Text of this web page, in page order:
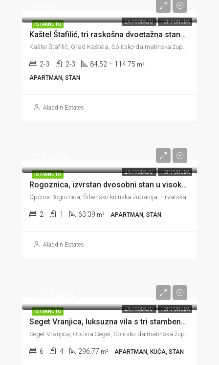
ISTAKNUTO ZA PRODAJU TOP PONUDA
Kaštel Štafilić, tri raskošna dvoetažna stana u trećem redu do mora, 84-114 m2
Kaštel Štafilić, Grad Kaštela, Splitsko-dalmatinska županija, 21217, Hrvatska
2-3 2-3 84.52 – 114.75 m²
APARTMAN, STAN
Aladdin Estates
ISTAKNUTO ZA PRODAJU TOP PONUDA
Rogoznica, izvrstan dvosobni stan u visokom prizemlju, 60 m od mora, 63 m2
Općina Rogoznica, Šibensko-kninska županija, Hrvatska
2 1 63.39 m² APARTMAN, STAN
Aladdin Estates
ISTAKNUTO ZA PRODAJU TOP PONUDA
Seget Vranjica, luksuzna vila s tri stambene jedinice u prvom redu do mora, 296 m2
Seget Vranjica, Općina Seget, Splitsko-dalmatinska županija, Hrvatska
6 4 296.77 m² APARTMAN, KUĆA, STAN